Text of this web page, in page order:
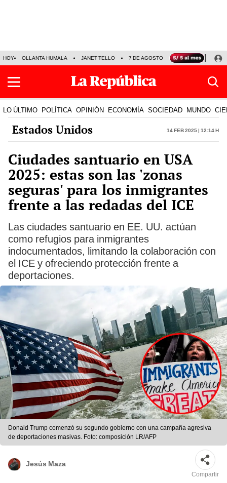
HOY OLLANTA HUMALA JANET TELLO 7 DE AGOSTO TINKA RESULTADOS
LO ÚLTIMO POLÍTICA OPINIÓN ECONOMÍA SOCIEDAD MUNDO
Estados Unidos 14 Feb 2025 | 12:14 h
Ciudades santuario en USA
2025: estas son las 'zonas
seguras' para los inmigrantes
frente a las redadas del ICE
Las ciudades santuario en EE. UU. actúan
como refugios para inmigrantes
indocumentados, limitando la colaboración con
el ICE y ofreciendo protección frente a
deportaciones.
Donald Trump comenzó su segundo gobierno con una campaña agresiva
de deportaciones masivas. Foto: composición LR/AFP
Jesús Maza
Compartir